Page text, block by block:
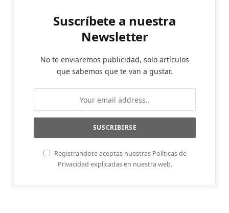
Suscríbete a nuestra
Newsletter
No te enviaremos publicidad, solo artículos
que sabemos que te van a gustar.
Registrandote aceptas nuestras Políticas de
Privacidad explicadas en nuestra web.